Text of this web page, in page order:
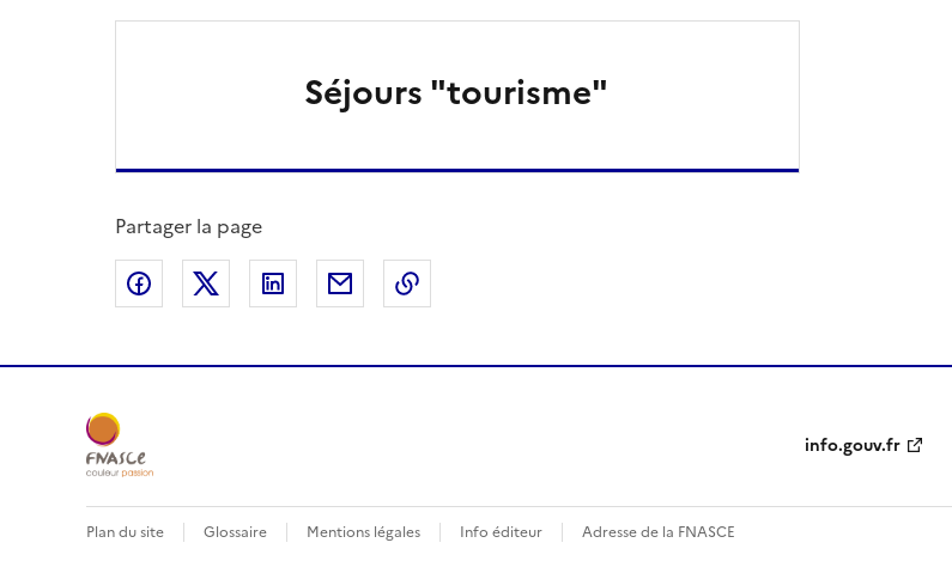
Séjours "tourisme"
Partager la page
Partager sur Facebook
Partager sur XPartager sur LinkedIn
Partager par email
info.gouv.fr
Plan du site Glossaire Mentions légales Info éditeur Adresse de la FNASCE